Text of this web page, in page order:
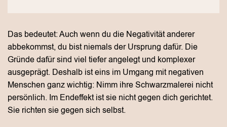
Das bedeutet: Auch wenn du die Negativität anderer
abbekommst, du bist niemals der Ursprung dafür. Die
Gründe dafür sind viel tiefer angelegt und komplexer
ausgeprägt. Deshalb ist eins im Umgang mit negativen
Menschen ganz wichtig: Nimm ihre Schwarzmalerei nicht
persönlich. Im Endeffekt ist sie nicht gegen dich gerichtet.
Sie richten sie gegen sich selbst.